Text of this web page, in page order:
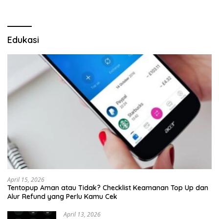
Edukasi
April 15, 2026
Tentopup Aman atau Tidak? Checklist Keamanan Top Up dan
Alur Refund yang Perlu Kamu Cek
April 13, 2026